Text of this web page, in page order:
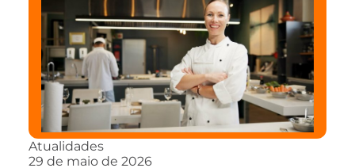
Atualidades
29 de maio de 2026